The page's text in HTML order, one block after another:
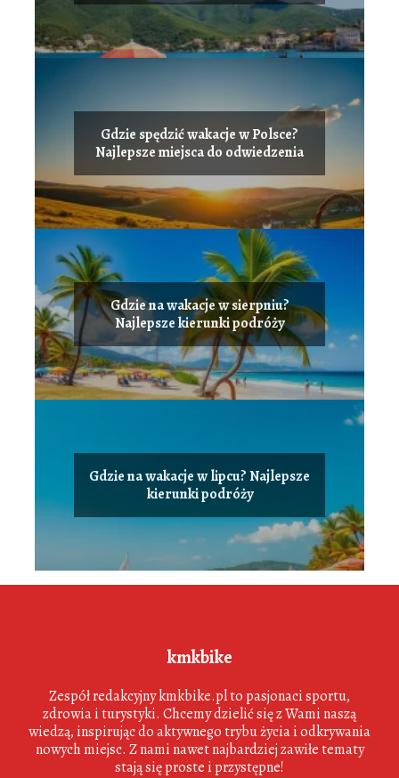
Gdzie spędzić wakacje w Polsce?
Najlepsze miejsca do odwiedzenia
Gdzie na wakacje w sierpniu?
Najlepsze kierunki podróży
Gdzie na wakacje w lipcu? Najlepsze
kierunki podróży
kmkbike
Zespół redakcyjny kmkbike.pl to pasjonaci sportu,
zdrowia i turystyki. Chcemy dzielić się z Wami naszą
wiedzą, inspirując do aktywnego trybu życia i odkrywania
nowych miejsc. Z nami nawet najbardziej zawiłe tematy
stają się proste i przystępne!